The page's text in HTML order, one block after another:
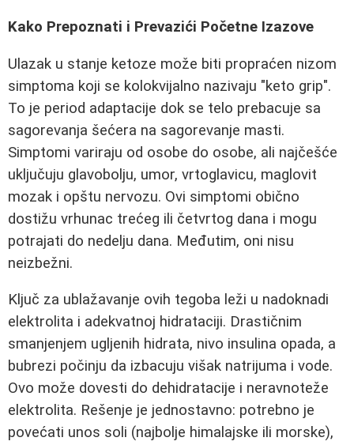
Kako Prepoznati i Prevazići Početne Izazove
Ulazak u stanje ketoze može biti propraćen nizom
simptoma koji se kolokvijalno nazivaju "keto grip".
To je period adaptacije dok se telo prebacuje sa
sagorevanja šećera na sagorevanje masti.
Simptomi variraju od osobe do osobe, ali najčešće
uključuju glavobolju, umor, vrtoglavicu, maglovit
mozak i opštu nervozu. Ovi simptomi obično
dostižu vrhunac trećeg ili četvrtog dana i mogu
potrajati do nedelju dana. Međutim, oni nisu
neizbežni.
Ključ za ublažavanje ovih tegoba leži u nadoknadi
elektrolita i adekvatnoj hidrataciji. Drastičnim
smanjenjem ugljenih hidrata, nivo insulina opada, a
bubrezi počinju da izbacuju višak natrijuma i vode.
Ovo može dovesti do dehidratacije i neravnoteže
elektrolita. Rešenje je jednostavno: potrebno je
povećati unos soli (najbolje himalajske ili morske),